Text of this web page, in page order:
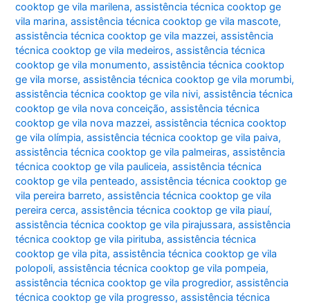
cooktop ge vila marilena,assistência técnica cooktop ge
vila marina,assistência técnica cooktop ge vila mascote,
assistência técnica cooktop ge vila mazzei,assistência
técnica cooktop ge vila medeiros,assistência técnica
cooktop ge vila monumento,assistência técnica cooktop
ge vila morse,assistência técnica cooktop ge vila morumbi,
assistência técnica cooktop ge vila nivi,assistência técnica
cooktop ge vila nova conceição,assistência técnica
cooktop ge vila nova mazzei,assistência técnica cooktop
ge vila olímpia,assistência técnica cooktop ge vila paiva,
assistência técnica cooktop ge vila palmeiras,assistência
técnica cooktop ge vila pauliceia,assistência técnica
cooktop ge vila penteado,assistência técnica cooktop ge
vila pereira barreto,assistência técnica cooktop ge vila
pereira cerca,assistência técnica cooktop ge vila piauí,
assistência técnica cooktop ge vila pirajussara,assistência
técnica cooktop ge vila pirituba,assistência técnica
cooktop ge vila pita,assistência técnica cooktop ge vila
polopoli,assistência técnica cooktop ge vila pompeia,
assistência técnica cooktop ge vila progredior,assistência
técnica cooktop ge vila progresso,assistência técnica